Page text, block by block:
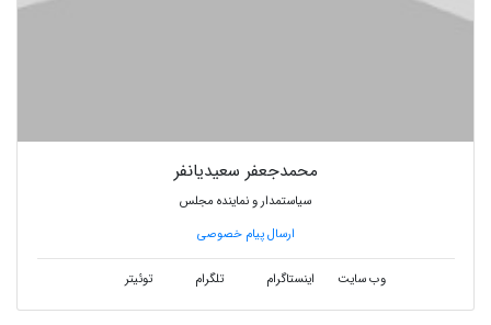
محمدجعفر سعیدیانفر
سیاستمدار و نماینده مجلس
ارسال پیام خصوصی
وب سایت اینستاگرام تلگرام توئیتر